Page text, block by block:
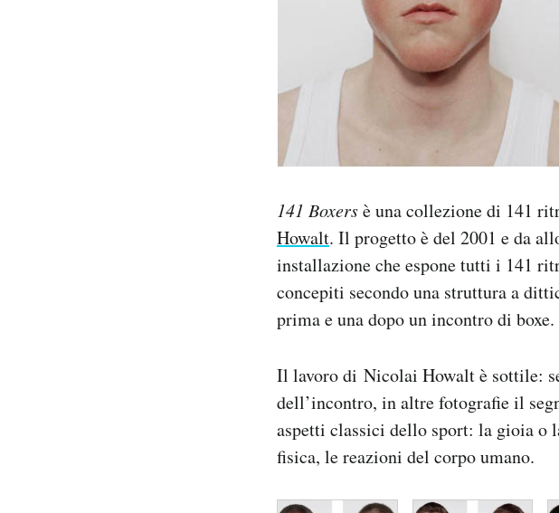
141 Boxersè una collezione di 141
Howalt. Il progetto è del 2001 e da
installazione che espone tutti i 141
concepiti secondo una struttura a
prima e una dopo un incontro di boxe.
Il lavoro di Nicolai Howalt è sottile:
dell’incontro, in altre fotografie il
aspetti classici dello sport: la gioia
fisica, le reazioni del corpo umano.